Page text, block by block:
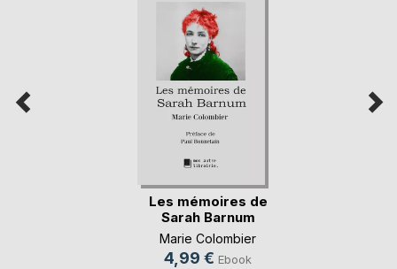
Les mémoires de
Sarah Barnum
Marie Colombier
4,99 € Ebook